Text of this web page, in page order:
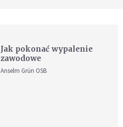
Jak pokonać wypalenie
zawodowe
Anselm Grün OSB